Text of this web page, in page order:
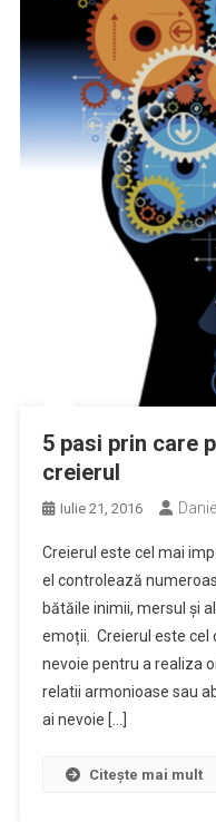
5 pasi prin care
creierul
Iulie 21, 2016
Creierul este cel mai
el controlează
bătăile inimii, mersul și
emoții. Creierul este cel
nevoie pentru a realiza
relatii armonioase sau
ai nevoie […]
Citește mai mult